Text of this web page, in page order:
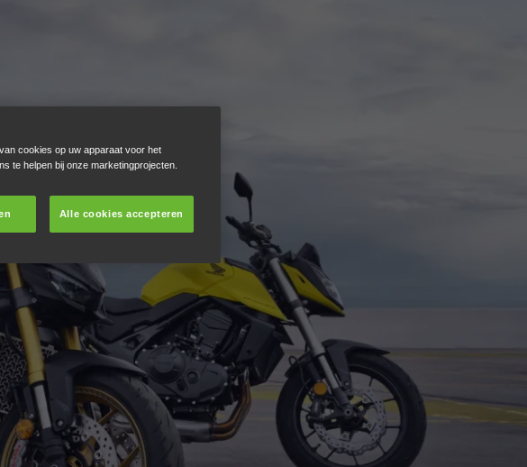
cookies op uw apparaat voor het
te helpen bij onze marketingprojecten.
Alle cookies accepteren